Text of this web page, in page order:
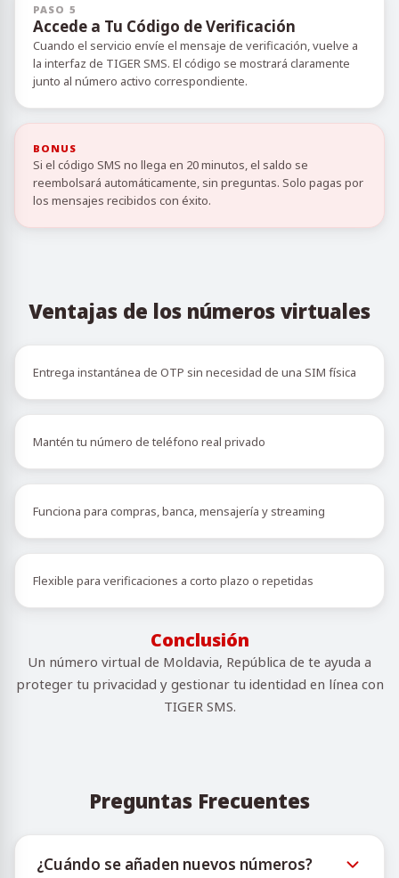
PASO 5
Accede a Tu Código de Verificación
Cuando el servicio envíe el mensaje de verificación, vuelve a
la interfaz de TIGER SMS. El código se mostrará claramente
junto al número activo correspondiente.
BONUS
Si el código SMS no llega en 20 minutos, el saldo se
reembolsará automáticamente, sin preguntas. Solo pagas por
los mensajes recibidos con éxito.
Ventajas de los números virtuales
Entrega instantánea de OTP sin necesidad de una SIM física
Mantén tu número de teléfono real privado
Funciona para compras, banca, mensajería y streaming
Flexible para verificaciones a corto plazo o repetidas
Conclusión
Un número virtual de Moldavia, República de te ayuda a
proteger tu privacidad y gestionar tu identidad en línea con
TIGER SMS.
Preguntas Frecuentes
¿Cuándo se añaden nuevos números?